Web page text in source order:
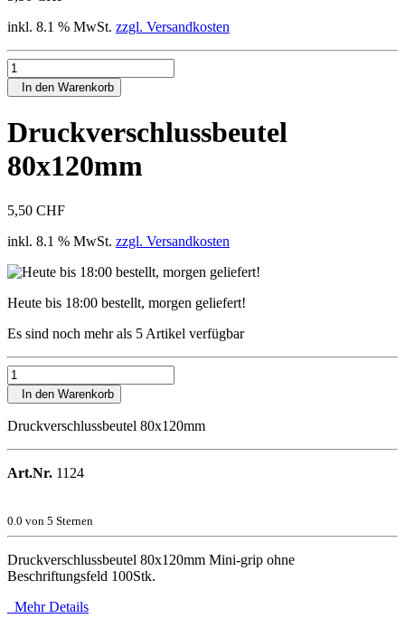
inkl. 8.1 % MwSt. zzgl. Versandkosten
In den Warenkorb
Druckverschlussbeutel
80x120mm
5,50 CHF
inkl. 8.1 % MwSt. zzgl. Versandkosten
Heute bis 18:00 bestellt, morgen geliefert!
Es sind noch mehr als 5 Artikel verfügbar
In den Warenkorb
Druckverschlussbeutel 80x120mm
Art.Nr. 1124
0.0 von 5 Sternen
Druckverschlussbeutel 80x120mm Mini-grip ohne
Beschriftungsfeld 100Stk.
Mehr Details